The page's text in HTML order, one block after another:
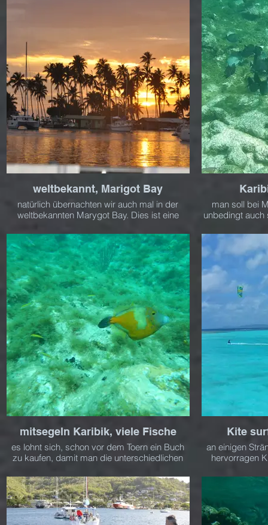
weltbekannt, Marigot Bay
natürlich übernachten wir auch mal in der
weltbekannten Marygot Bay. Dies ist eine
ein Piratenversteck
man soll bei
unbedingt
sonst nur aus
mitsegeln Karibik, viele Fische
es lohnt sich, schon vor dem Toern ein Buch
zu kaufen, damit man die unterschiedlichen
unterschiedliche....
Kite
an einigen
hervorragen